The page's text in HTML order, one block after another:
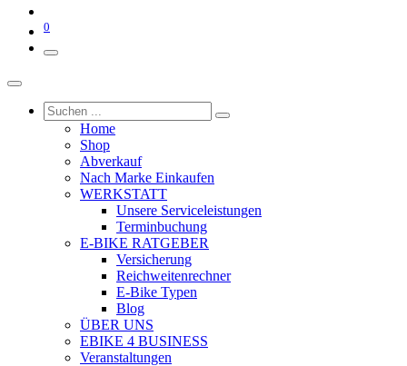
0
Home
Shop
Abverkauf
Nach Marke Einkaufen
WERKSTATT
Unsere Serviceleistungen
Terminbuchung
E-BIKE RATGEBER
Versicherung
Reichweitenrechner
E-Bike Typen
Blog
ÜBER UNS
EBIKE 4 BUSINESS
Veranstaltungen